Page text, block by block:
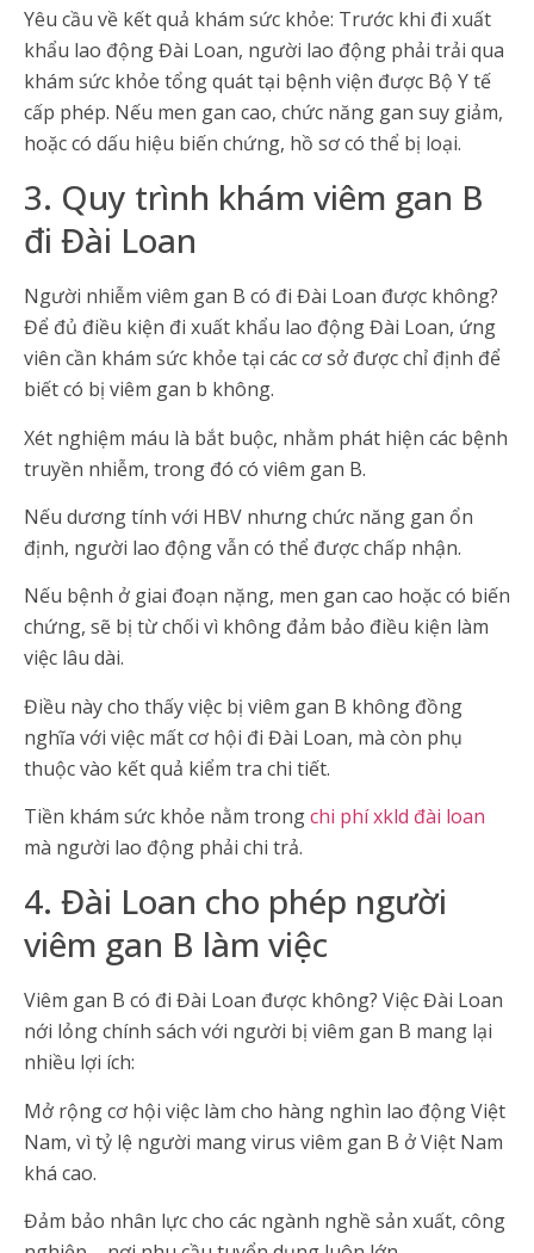
Yêu cầu về kết quả khám sức khỏe: Trước khi đi xuất
khẩu lao động Đài Loan, người lao động phải trải qua
khám sức khỏe tổng quát tại bệnh viện được Bộ Y tế
cấp phép. Nếu men gan cao, chức năng gan suy giảm,
hoặc có dấu hiệu biến chứng, hồ sơ có thể bị loại.
3. Quy trình khám viêm gan B
đi Đài Loan
Người nhiễm viêm gan B có đi Đài Loan được không?
Để đủ điều kiện đi xuất khẩu lao động Đài Loan, ứng
viên cần khám sức khỏe tại các cơ sở được chỉ định để
biết có bị viêm gan b không.
Xét nghiệm máu là bắt buộc, nhằm phát hiện các bệnh
truyền nhiễm, trong đó có viêm gan B.
Nếu dương tính với HBV nhưng chức năng gan ổn
định, người lao động vẫn có thể được chấp nhận.
Nếu bệnh ở giai đoạn nặng, men gan cao hoặc có biến
chứng, sẽ bị từ chối vì không đảm bảo điều kiện làm
việc lâu dài.
Điều này cho thấy việc bị viêm gan B không đồng
nghĩa với việc mất cơ hội đi Đài Loan, mà còn phụ
thuộc vào kết quả kiểm tra chi tiết.
Tiền khám sức khỏe nằm trongchi phí xkld đài loan
mà người lao động phải chi trả.
4. Đài Loan cho phép người
viêm gan B làm việc
Viêm gan B có đi Đài Loan được không? Việc Đài Loan
nới lỏng chính sách với người bị viêm gan B mang lại
nhiều lợi ích:
Mở rộng cơ hội việc làm cho hàng nghìn lao động Việt
Nam, vì tỷ lệ người mang virus viêm gan B ở Việt Nam
khá cao.
Đảm bảo nhân lực cho các ngành nghề sản xuất, công